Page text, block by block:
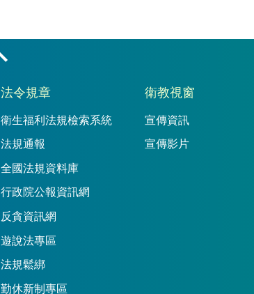
法令規章
衛生福利法規檢索系統
法規通報
全國法規資料庫
行政院公報資訊網
反貪資訊網
遊說法專區
法規鬆綁
勤休新制專區
衛教視窗
宣傳資訊
宣傳影片